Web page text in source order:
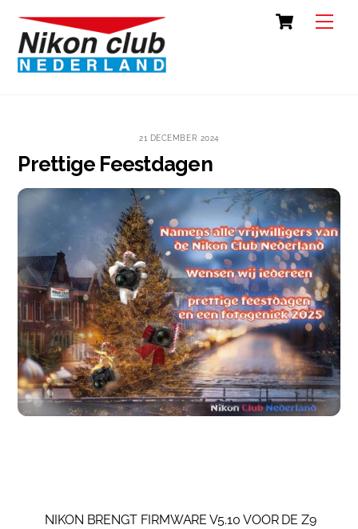
content
Cart
21 DECEMBER 2024
Prettige Feestdagen
NIKON BRENGT FIRMWARE V5.10 VOOR DE Z9